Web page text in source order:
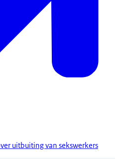
uitbuiting van sekswerkers